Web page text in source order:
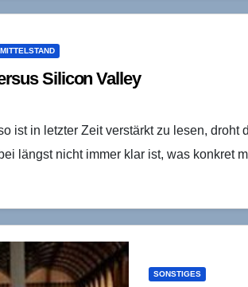
Silicon Valley
ist in letzter Zeit verstärkt zu lesen, droht
längst nicht immer klar ist, was konkret
SONSTIGES